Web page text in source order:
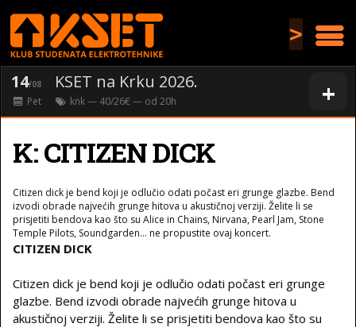
>
+
14/08 KSET na Krku 2026.
Pet knk— 40/26€ — od 20h
K: CITIZEN DICK
Citizen dick je bend koji je odlučio odati počast eri grunge glazbe. Bend
izvodi obrade najvećih grunge hitova u akustičnoj verziji. Želite li se
prisjetiti bendova kao što su Alice in Chains, Nirvana, Pearl Jam, Stone
Temple Pilots, Soundgarden... ne propustite ovaj koncert.
CITIZEN DICK
Citizen dick je bend koji je odlučio odati počast eri grunge
glazbe. Bend izvodi obrade najvećih grunge hitova u
akustičnoj verziji. Želite li se prisjetiti bendova kao što su